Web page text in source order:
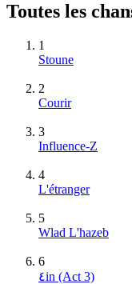
Toutes les
1
Stoune
2
Courir
3
Influence-Z
4
L'étranger
5
Wlad L'hazeb
6
٤in (Act 3)